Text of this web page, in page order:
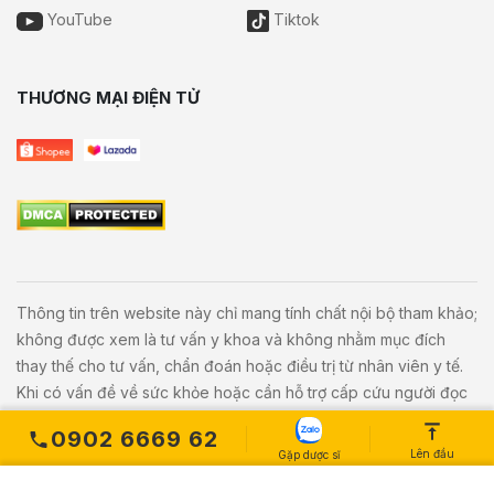
0902 6669 62
Gặp dược sĩ Lên đầu
YouTube Tiktok
THƯƠNG MẠI ĐIỆN TỬ
Thông tin trên website này chỉ mang tính chất nội bộ tham khảo;
không được xem là tư vấn y khoa và không nhằm mục đích
thay thế cho tư vấn, chẩn đoán hoặc điều trị từ nhân viên y tế.
Khi có vấn đề về sức khỏe hoặc cần hỗ trợ cấp cứu người đọc
cần liên hệ bác sĩ và cơ sở y tế gần nhất.
Copyright © 2020Vivita.vnAll Rights Reserved. Powered byL